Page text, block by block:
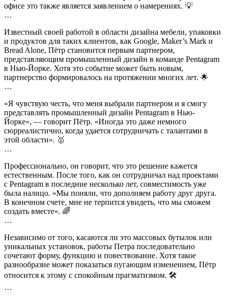
офисе это также является заявлением о намерениях. 💡
…
Известный своей работой в области дизайна мебели, упаковки
и продуктов для таких клиентов, как Google, Maker’s Mark и
Bread Alone, Пётр становится первым партнером,
представляющим промышленный дизайн в команде Pentagram
в Нью-Йорке. Хотя это событие может быть новым,
партнерство формировалось на протяжении многих лет. 🌟
…
«Я чувствую честь, что меня выбрали партнером и я смогу
представлять промышленный дизайн Pentagram в Нью-
Йорке», — говорит Пётр. «Иногда это даже немного
сюрреалистично, когда удается сотрудничать с талантами в
этой области». 🥇
…
Профессионально, он говорит, что это решение кажется
естественным. После того, как он сотрудничал над проектами
с Pentagram в последние несколько лет, совместимость уже
была налицо. «Мы поняли, что дополняем работу друг друга.
В конечном счете, мне не терпится увидеть, что мы сможем
создать вместе». 🌈
…
Независимо от того, касаются ли это массовых бутылок или
уникальных установок, работы Петра последовательно
сочетают форму, функцию и повествование. Хотя такое
разнообразие может показаться пугающим изменением, Пётр
относится к этому с спокойным прагматизмом. 🛠️
…